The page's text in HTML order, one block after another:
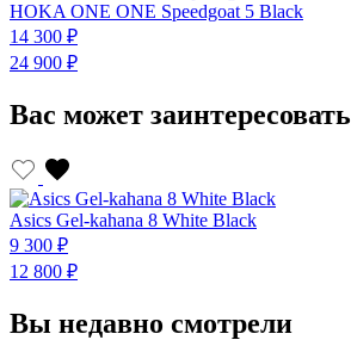
HOKA ONE ONE Speedgoat 5 Black
14 300 ₽
24 900 ₽
Вас может заинтересовать
Asics Gel-kahana 8 White Black
9 300 ₽
12 800 ₽
Вы недавно смотрели